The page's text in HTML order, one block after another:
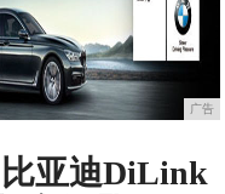
广告
亚迪DiLink